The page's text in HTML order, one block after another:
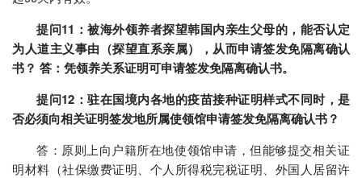
提问11：被海外领养者探望韩国内亲生父母的，能否认定
为人道主义事由（探望直系亲属），从而申请签发免隔离确认
书？ 答：凭领养关系证明可申请签发免隔离确认书。
提问12：驻在国境内各地的疫苗接种证明样式不同时，是
否必须向相关证明签发地所属使领馆申请签发免隔离确认书？
答：原则上向户籍所在地使领馆申请，但能够提交相关证
明材料（社保缴费证明、个人所得税完税证明、外国人居留许